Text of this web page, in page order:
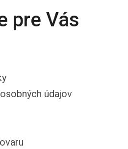
pre Vás
údajov